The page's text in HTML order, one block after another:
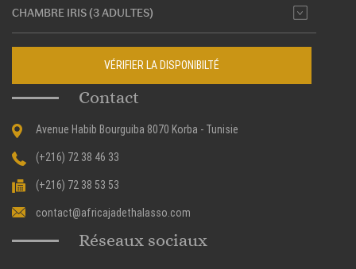
VÉRIFIER LA DISPONIBILTÉ
Contact
Avenue Habib Bourguiba 8070 Korba - Tunisie
(+216) 72 38 46 33
(+216) 72 38 53 53
contact@africajadethalasso.com
Réseaux sociaux